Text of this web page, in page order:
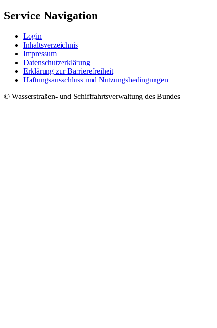
Service Navigation
Login
Inhaltsverzeichnis
Impressum
Datenschutzerklärung
Erklärung zur Barrierefreiheit
Haftungsausschluss und Nutzungsbedingungen
© Wasserstraßen- und Schifffahrtsverwaltung des Bundes